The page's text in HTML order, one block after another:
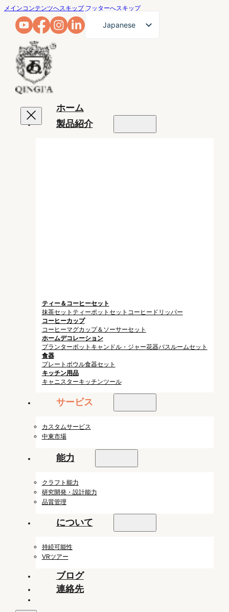
メインコンテンツへスキップ フッターへスキップ
Japanese
ホーム
製品紹介
ティー＆コーヒーセット
抹茶セット ティーポットセット コーヒードリッパー
コーヒーカップ
コーヒーマグカップ＆ソーサーセット
ホームデコレーション
プランターポット キャンドル・ジャー花器バスルームセット
食器
プレート ボウル食器セット
キッチン用品
キャニスターキッチンツール
サービス
カスタムサービス
中東市場
能力
クラフト能力
研究開発・設計能力
品質管理
について
持続可能性
VRツアー
ブログ
連絡先